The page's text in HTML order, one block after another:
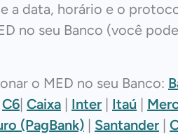
a data, horário e o
no seu Banco (você
o MED no seu Banco:
C6| Caixa | Inter | Itaú |
(PagBank) | Santander |